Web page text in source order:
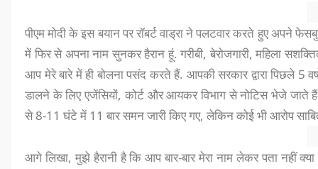
पीएम मोदी के इस बयान पर रॉबर्ट वाड्रा ने पलटवार करते हुए अपने
में फिर से अपना नाम सुनकर हैरान हूं. गरीबी, बेरोजगारी, महिला
आप मेरे बारे में ही बोलना पसंद करते हैं. आपकी सरकार द्वारा पिछले 5
डालने के लिए एजेंसियों, कोर्ट और आयकर विभाग से नोटिस भेजे
से 8-11 घंटे में 11 बार समन जारी किए गए, लेकिन कोई भी आरोप
आगे लिखा, मुझे हैरानी है कि आप बार-बार मेरा नाम लेकर पता नहीं